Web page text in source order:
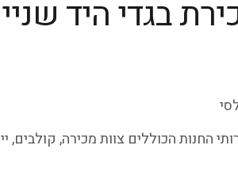
בגדי היד
החנות הכוללים צוות מכירה, קולבים,